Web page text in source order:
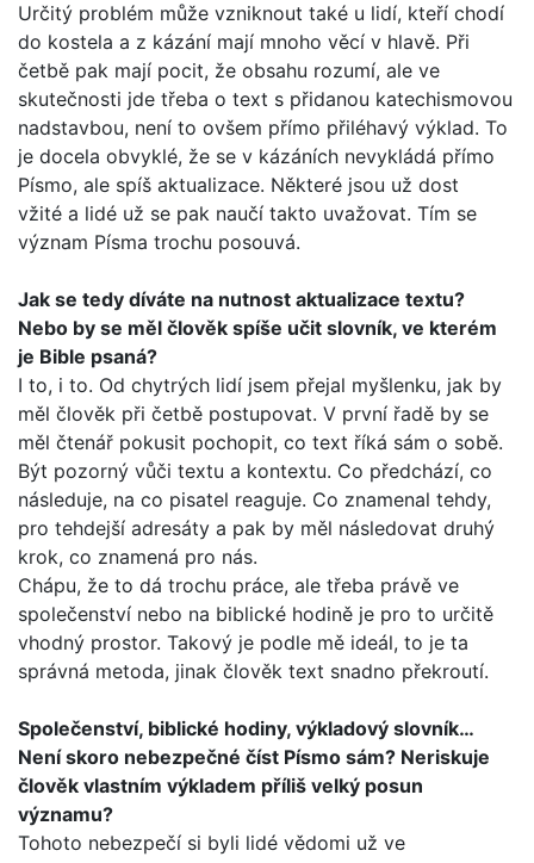
Určitý problém může vzniknout také u lidí, kteří chodí
do kos­tela a z kázání mají mnoho věcí v hlavě. Při
četbě pak mají pocit, že obsahu rozumí, ale ve
skutečnosti jde třeba o text s přidanou katechismovou
nadstavbou, není to ovšem přímo přiléhavý výklad. To
je docela obvyklé, že se v kázáních nevy­kládá přímo
Písmo, ale spíš aktualizace. Některé jsou už dost
vžité a lidé už se pak naučí takto uvažovat. Tím se
význam Písma trochu posouvá.
Jak se tedy díváte na nutnost aktualizace textu?
Nebo by se měl člověk spíše učit slovník, ve kterém
je Bible psaná?
I to, i to. Od chytrých lidí jsem přejal myšlenku, jak by
měl člo­věk při četbě postupovat. V první řadě by se
měl čtenář poku­sit pochopit, co text říká sám o sobě.
Být pozorný vůči textu a kontextu. Co předchází, co
následuje, na co pisatel reaguje. Co znamenal tehdy,
pro tehdejší adresáty a pak by měl násle­dovat druhý
krok, co znamená pro nás.
Chápu, že to dá trochu práce, ale třeba právě ve
společenství nebo na biblické hodině je pro to určitě
vhodný prostor. Takový je podle mě ideál, to je ta
správná metoda, jinak člověk text snadno překroutí.
Společenství, biblické hodiny, výkladový slovník…
Není sko­ro nebezpečné číst Písmo sám? Neriskuje
člověk vlastním výkladem příliš velký posun
významu?
Tohoto nebezpečí si byli lidé vědomi už ve